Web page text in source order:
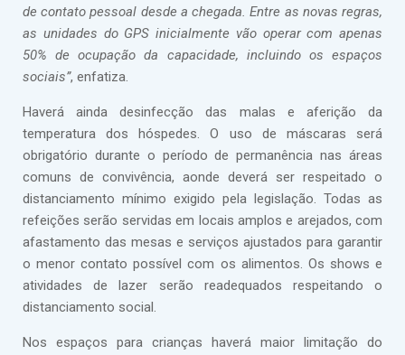
de contato pessoal desde a chegada. Entre as novas regras,
as unidades do GPS inicialmente vão operar com apenas
50% de ocupação da capacidade, incluindo os espaços
sociais”, enfatiza.
Haverá ainda desinfecção das malas e aferição da
temperatura dos hóspedes. O uso de máscaras será
obrigatório durante o período de permanência nas áreas
comuns de convivência, aonde deverá ser respeitado o
distanciamento mínimo exigido pela legislação. Todas as
refeições serão servidas em locais amplos e arejados, com
afastamento das mesas e serviços ajustados para garantir
o menor contato possível com os alimentos. Os shows e
atividades de lazer serão readequados respeitando o
distanciamento social.
Nos espaços para crianças haverá maior limitação do